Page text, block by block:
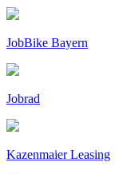
JobBike Bayern
Jobrad
Kazenmaier Leasing